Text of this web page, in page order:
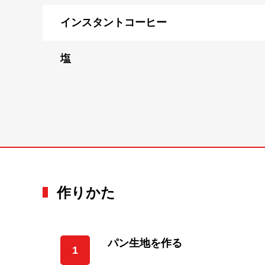
インスタントコーヒー
塩
作りかた
1
パン生地を作る